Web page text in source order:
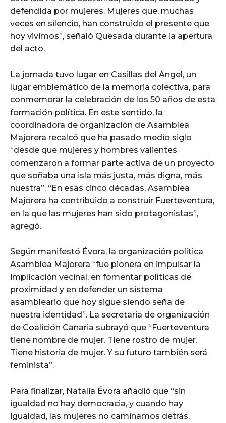
defendida por mujeres. Mujeres que, muchas
veces en silencio, han construido el presente que
hoy vivimos”, señaló Quesada durante la apertura
del acto.
La jornada tuvo lugar en Casillas del Ángel, un
lugar emblemático de la memoria colectiva, para
conmemorar la celebración de los 50 años de esta
formación política. En este sentido, la
coordinadora de organización de Asamblea
Majorera recalcó que ha pasado medio siglo
“desde que mujeres y hombres valientes
comenzaron a formar parte activa de un proyecto
que soñaba una isla más justa, más digna, más
nuestra”. “En esas cinco décadas, Asamblea
Majorera ha contribuido a construir Fuerteventura,
en la que las mujeres han sido protagonistas”,
agregó.
Según manifestó Évora, la organización política
Asamblea Majorera “fue pionera en impulsar la
implicación vecinal, en fomentar políticas de
proximidad y en defender un sistema
asambleario que hoy sigue siendo seña de
nuestra identidad”. La secretaria de organización
de Coalición Canaria subrayó que “Fuerteventura
tiene nombre de mujer. Tiene rostro de mujer.
Tiene historia de mujer. Y su futuro también será
feminista”.
Para finalizar, Natalia Évora añadió que “sin
igualdad no hay democracia, y cuando hay
igualdad, las mujeres no caminamos detrás,